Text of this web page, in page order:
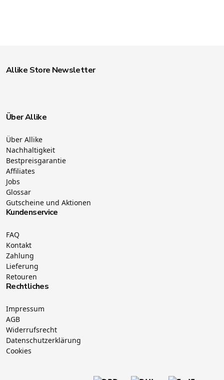
Allike Store Newsletter
Über Allike
Über Allike
Nachhaltigkeit
Bestpreisgarantie
Affiliates
Jobs
Glossar
Gutscheine und Aktionen
Kundenservice
FAQ
Kontakt
Zahlung
Lieferung
Retouren
Rechtliches
Impressum
AGB
Widerrufsrecht
Datenschutzerklärung
Cookies